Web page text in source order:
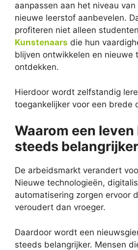
aanpassen aan het niveau
nieuwe leerstof aanbevelen.
profiteren niet alleen
Kunstenaars die hun
blijven ontwikkelen en nieuwe
ontdekken.
Hierdoor wordt zelfstandig
toegankelijker voor een brede
Waarom een
steeds
De arbeidsmarkt verandert
Nieuwe technologieën,
automatisering zorgen ervoor
veroudert dan vroeger.
Daardoor wordt een
steeds belangrijker. Mensen